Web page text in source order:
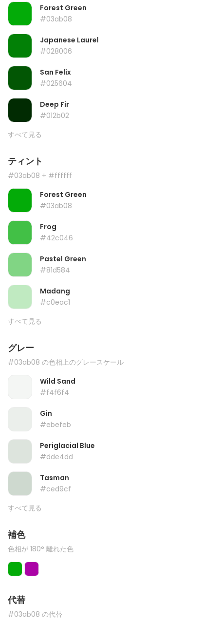
Forest Green
#03ab08
Japanese Laurel
#028006
San Felix
#025604
Deep Fir
#012b02
すべて見る
ティント
#03ab08 + #ffffff
Forest Green
#03ab08
Frog
#42c046
Pastel Green
#81d584
Madang
#c0eac1
すべて見る
グレー
#03ab08 の色相上のグレースケール
Wild Sand
#f4f6f4
Gin
#ebefeb
Periglacial Blue
#dde4dd
Tasman
#ced9cf
すべて見る
補色
色相が 180° 離れた色
代替
#03ab08 の代替